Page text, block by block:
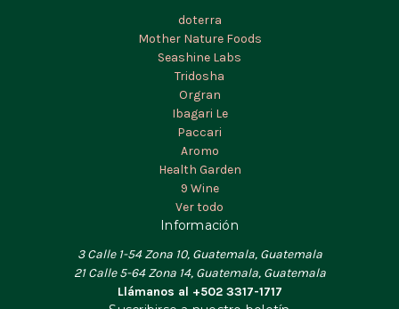
doterra
Mother Nature Foods
Seashine Labs
Tridosha
Orgran
Ibagari Le
Paccari
Aromo
Health Garden
9 Wine
Ver todo
Información
3 Calle 1-54 Zona 10, Guatemala, Guatemala
21 Calle 5-64 Zona 14, Guatemala, Guatemala
Llámanos al +502 3317-1717